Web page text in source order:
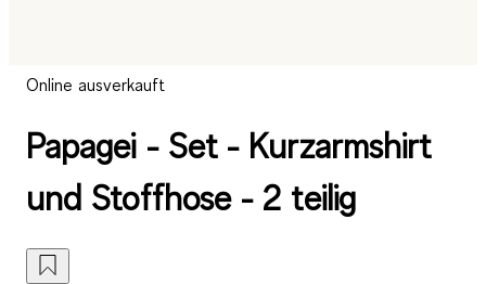
Online ausverkauft
Papagei - Set - Kurzarmshirt
und Stoffhose - 2 teilig